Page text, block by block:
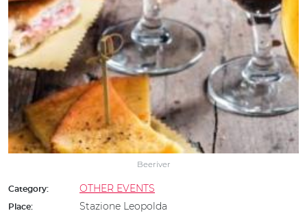
Beeriver
Category: OTHER EVENTS
Place: Stazione Leopolda